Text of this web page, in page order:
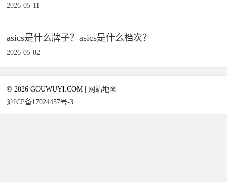
2026-05-11
asics是什么牌子？asics是什么档次？
2026-05-02
© 2026 GOUWUYI.COM |
网站地图
沪ICP备17024457号-3